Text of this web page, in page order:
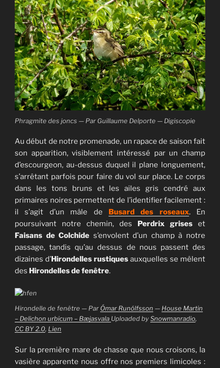
Phragmite des joncs — Par Guillaume Delporte — Digiscopie
Au début de notre promenade, un rapace de saison fait
son apparition, visiblement intéressé par un champ
d’escourgeon, au-dessus duquel il plane longuement,
s’arrêtant parfois pour faire du vol sur place. Le corps
dans les tons bruns et les ailes gris cendré aux
primaires noires permettent de l’identifier facilement :
il s’agit d’un mâle de
Busard des roseaux. En
poursuivant notre chemin, des
Perdrix grises et
Faisans de Colchide s’envolent d’un champ à notre
passage, tandis qu’au dessus de nous passent des
dizaines d’ Hirondelles rustiques auxquelles se mêlent
des Hirondelles de fenêtre.
Hirondelle de fenêtre — Par Ómar Runólfsson —House Martin
– Delichon urbicum – Bæjasvala Uploaded bySnowmanradio,
CC BY 2.0, Lien
Sur la première mare de chasse que nous croisons, la
vasière apparente nous offre nos premiers limicoles :